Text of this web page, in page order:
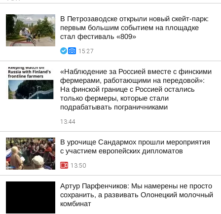
В Петрозаводске открыли новый скейт-парк:
первым большим событием на площадке
стал фестиваль «809»
15:27
«Наблюдение за Россией вместе с финскими
фермерами, работающими на передовой»:
На финской границе с Россией остались
только фермеры, которые стали
подрабатывать пограничниками
13:44
В урочище Сандармох прошли мероприятия
с участием европейских дипломатов
13:50
Артур Парфенчиков: Мы намерены не просто
сохранить, а развивать Олонецкий молочный
комбинат